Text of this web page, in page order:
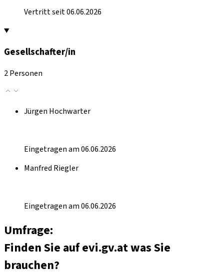
Vertritt seit 06.06.2026
Gesellschafter/in
2 Personen
Jürgen Hochwarter
Eingetragen am 06.06.2026
Manfred Riegler
Eingetragen am 06.06.2026
Umfrage:
Finden Sie auf evi.gv.at was Sie
brauchen?